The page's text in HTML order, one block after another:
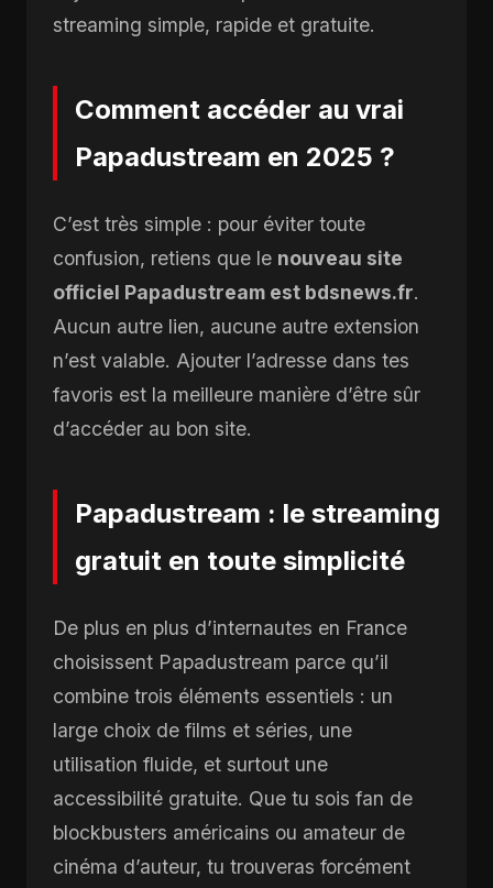
streaming simple, rapide et gratuite.
Comment accéder au vrai
Papadustream en 2025 ?
C’est très simple : pour éviter toute
confusion, retiens que le nouveau site
officiel Papadustream est bdsnews.fr.
Aucun autre lien, aucune autre extension
n’est valable. Ajouter l’adresse dans tes
favoris est la meilleure manière d’être sûr
d’accéder au bon site.
Papadustream : le streaming
gratuit en toute simplicité
De plus en plus d’internautes en France
choisissent Papadustream parce qu’il
combine trois éléments essentiels : un
large choix de films et séries, une
utilisation fluide, et surtout une
accessibilité gratuite. Que tu sois fan de
blockbusters américains ou amateur de
cinéma d’auteur, tu trouveras forcément